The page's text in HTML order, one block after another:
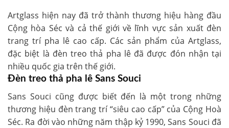
Artglass hiện nay đã trở thành thương hiệu hàng đầu
Cộng hòa Séc và cả thế giới về lĩnh vực sản xuất đèn
trang trí pha lê cao cấp. Các sản phẩm của Artglass,
đặc biệt là đèn treo thả pha lê đã được đón nhận tại
nhiều quốc gia trên thế giới.
Đèn treo thả pha lê Sans Souci
Sans Souci cũng được biết đến là một trong những
thương hiệu đèn trang trí “siêu cao cấp” của Cộng Hoà
Séc. Ra đời vào những năm thập kỷ 1990, Sans Souci đã